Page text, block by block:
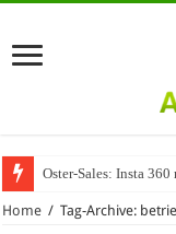
Oster-Sales: Insta
Home / Tag-Archive: